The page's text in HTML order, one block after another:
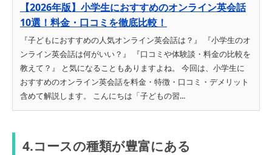
【2026年版】小学生におすすめのオンライン英会話
10選！料金・口コミを徹底比較！
『子どもにおすすめの人気オンライン英会話は？』 『小学生のオ
ンライン英会話は何がいい？』 『口コミや体験談・料金の比較を
教えて？』 と気になることもありますよね。 今回は、小学生に
おすすめのオンライン英会話を料金・特徴・口コミ・デメリット
含めて解説します。 こんにちは「子どもの習...
4.コースの種類が豊富にある